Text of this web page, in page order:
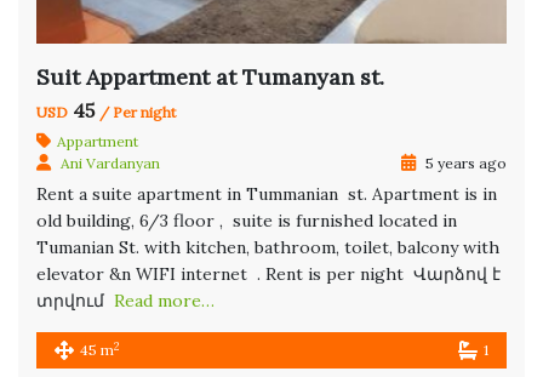
Suit Appartment at Tumanyan st.
USD 45 / Per night
Appartment
Ani Vardanyan
5 years ago
Rent a suite apartment in Tummanian st. Apartment is in
old building, 6/3 floor , suite is furnished located in
Tumanian St. with kitchen, bathroom, toilet, balcony with
elevator &n WIFI internet . Rent is per night Վարձով է
տրվում Read more…
45 m2 1